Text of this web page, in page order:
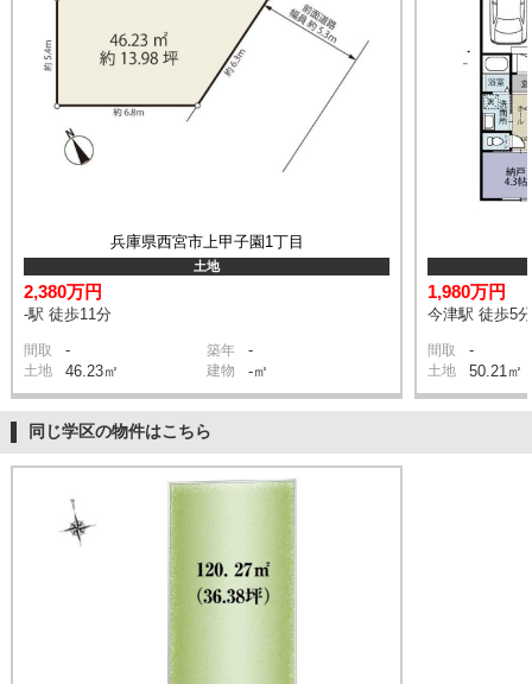
兵庫県西宮市上甲子園1丁目
土地
2,380万円
-駅 徒歩11分
間取 - 築年 -
土地 46.23㎡ 建物 -㎡
1,980万円
今津駅 徒歩5分
間取 -
土地 50.21㎡
同じ学区の物件はこちら